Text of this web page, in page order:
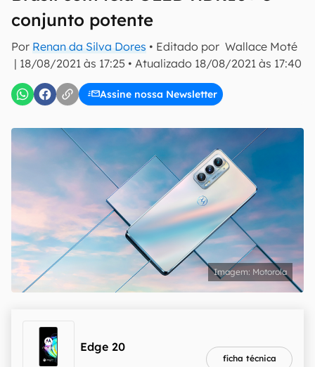
conjunto potente
Por Renan da Silva Dores • Editado por Wallace Moté
| 18/08/2021 às 17:25 • Atualizado 18/08/2021 às 17:40
Assine nossa Newsletter
inscreva-se
Confirmo que li, aceito e concordo com os Termos de
Uso e Política de Privacidade do Canaltech.
Motorola
Edge 20
ficha técnica